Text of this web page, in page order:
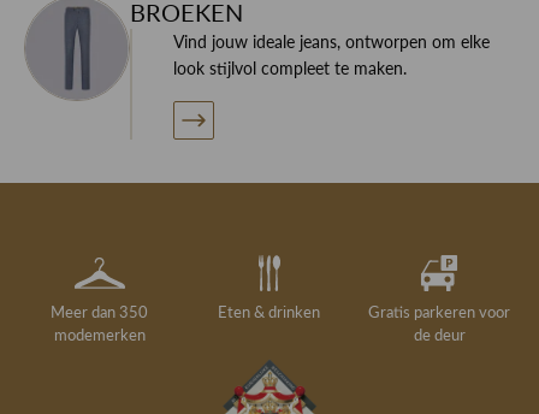
BROEKEN
Vind jouw ideale jeans, ontworpen om elke
look stijlvol compleet te maken.
Meer dan 350
modemerken
Eten & drinken
Gratis parkeren voor
de deur
Gratis retourneren in
Deskundig